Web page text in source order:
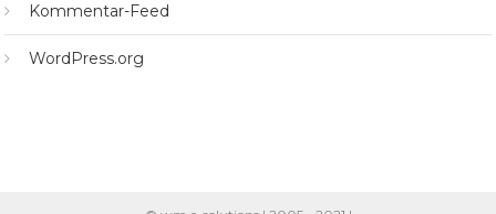
Kommentar-Feed
WordPress.org